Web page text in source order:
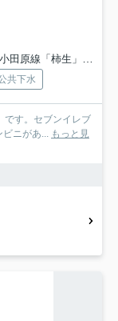
線「柿生」駅 徒歩29分
共下水
す。セブンイレブ
ビニがあ... もっと見